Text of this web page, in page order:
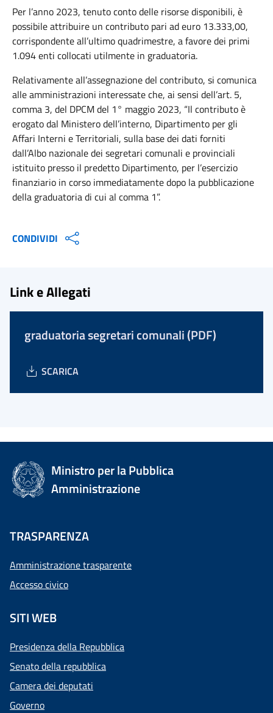
Per l’anno 2023, tenuto conto delle risorse disponibili, è
possibile attribuire un contributo pari ad euro 13.333,00,
corrispondente all’ultimo quadrimestre, a favore dei primi
1.094 enti collocati utilmente in graduatoria.
Relativamente all’assegnazione del contributo, si comunica
alle amministrazioni interessate che, ai sensi dell’art. 5,
comma 3, del DPCM del 1° maggio 2023, “Il contributo è
erogato dal Ministero dell’interno, Dipartimento per gli
Affari Interni e Territoriali, sulla base dei dati forniti
dall’Albo nazionale dei segretari comunali e provinciali
istituito presso il predetto Dipartimento, per l’esercizio
finanziario in corso immediatamente dopo la pubblicazione
della graduatoria di cui al comma 1”.
CONDIVIDI
Link e Allegati
graduatoria segretari comunali (PDF)
SCARICA
Ministro per la Pubblica
Amministrazione
TRASPARENZA
Amministrazione trasparente
Accesso civico
SITI WEB
Presidenza della Repubblica
Senato della repubblica
Camera dei deputati
Governo